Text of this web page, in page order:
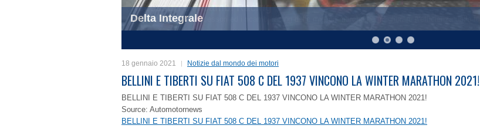
Delta Integrale
18 gennaio 2021 Notizie dal mondo dei motori
BELLINI E TIBERTI SU FIAT 508 C DEL 1937 VINCONO LA WINTER MARATHON 2021!
BELLINI E TIBERTI SU FIAT 508 C DEL 1937 VINCONO LA WINTER MARATHON 2021!
Source: Automotornews
BELLINI E TIBERTI SU FIAT 508 C DEL 1937 VINCONO LA WINTER MARATHON 2021!